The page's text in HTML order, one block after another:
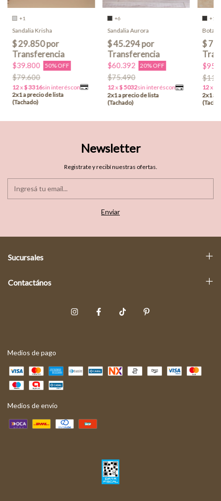
+1
Sandalia Krisha
$39.800 50% OFF
$79.600
+6
Sandalia Aurora
$60.392 20% OFF
$75.490
+1
Bota
Newsletter
Registrate y recibí nuestras ofertas.
Sucursales
Contactános
Medios de pago
Medios de envío